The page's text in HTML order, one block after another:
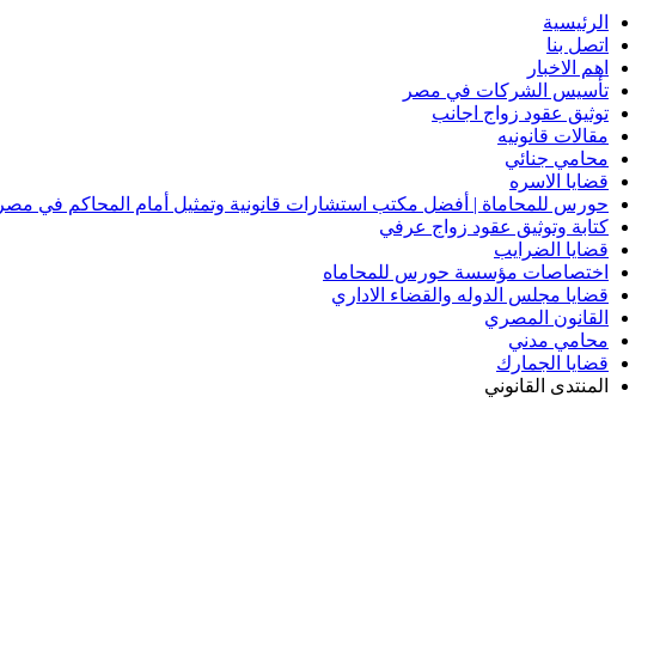
الرئيسية
اتصل بنا
اهم الاخبار
تأسيس الشركات في مصر
توثيق عقود زواج اجانب
مقالات قانونيه
محامي جنائي
قضايا الاسره
حورس للمحاماة | أفضل مكتب استشارات قانونية وتمثيل أمام المحاكم في مصر
كتابة وتوثيق عقود زواج عرفي
قضايا الضرايب
اختصاصات مؤسسة حورس للمحاماه
قضايا مجلس الدوله والقضاء الاداري
القانون المصري
محامي مدني
قضايا الجمارك
المنتدى القانوني